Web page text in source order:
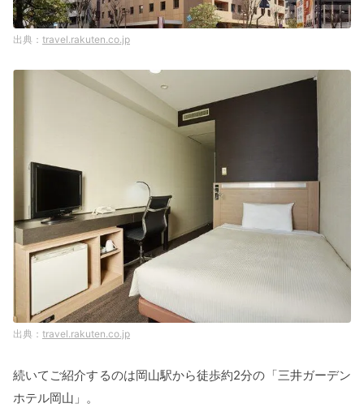
travel.rakuten.co.jp
travel.rakuten.co.jp
続いてご紹介するのは岡山駅から徒歩約2分の「三井ガーデン
ホテル岡山」。